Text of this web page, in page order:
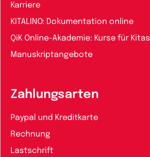
Karriere
KITALINO: Dokumentation online
QiK Online-Akademie: Kurse für Kitas
Manuskriptangebote
Zahlungsarten
Paypal und Kreditkarte
Rechnung
Lastschrift